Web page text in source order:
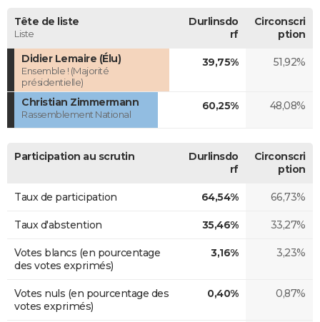
Tête de liste
Liste
Durlinsdo
rf
Circonscri
ption
Didier Lemaire (Élu)
Ensemble ! (Majorité
présidentielle)
39,75% 51,92%
Christian Zimmermann
Rassemblement National
60,25% 48,08%
Participation au scrutin
Durlinsdo
rf
Circonscri
ption
Taux de participation 64,54% 66,73%
Taux d'abstention 35,46% 33,27%
Votes blancs (en pourcentage
des votes exprimés)
3,16% 3,23%
Votes nuls (en pourcentage des
votes exprimés)
0,40% 0,87%